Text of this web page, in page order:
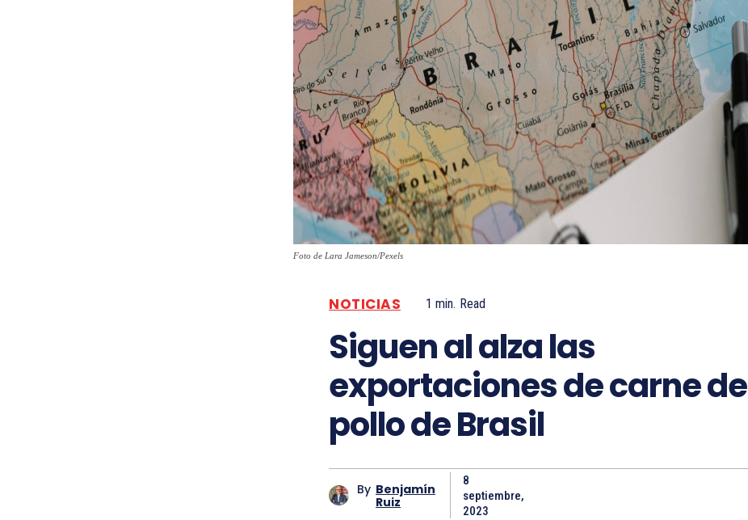
Foto de Lara Jameson/Pexels
NOTICIAS 1 min. Read
Siguen al alza las
exportaciones de carne de
pollo de Brasil
By Benjamín
Ruiz
8
septiembre,
2023